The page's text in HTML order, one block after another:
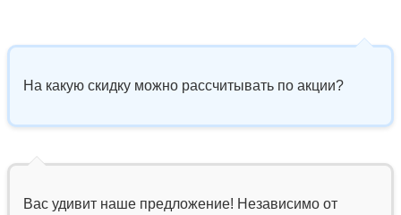
На какую скидку можно рассчитывать по акции?
Вас удивит наше предложение! Независимо от